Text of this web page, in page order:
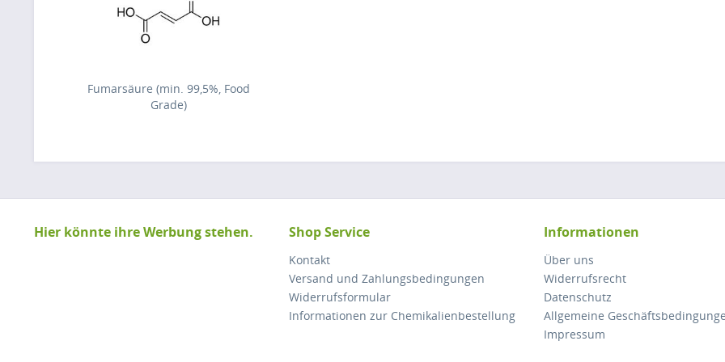
Fumarsäure (min. 99,5%, Food
Grade)
Hier könnte ihre Werbung stehen. Shop Service
Kontakt
Versand und Zahlungsbedingungen
Widerrufsformular
Informationen zur Chemikalienbestellung
Informationen
Über uns
Widerrufsrecht
Datenschutz
Allgemeine
Impressum